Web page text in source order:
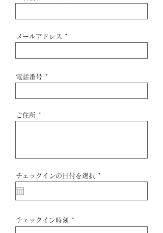
メールアドレス
電話番号
ご住所
チェックインの日付を選択 *
e
i
チェックイン時刻